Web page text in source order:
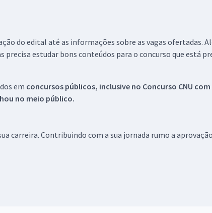
do edital até as informações sobre as vagas ofertadas.
estudar bons conteúdos para o concurso que está
em concursos públicos, inclusive no Concurso CNU com
no meio público.
carreira. Contribuindo com a sua jornada rumo a